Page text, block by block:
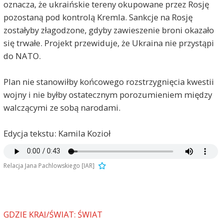
oznacza, że ukraińskie tereny okupowane przez Rosję
pozostaną pod kontrolą Kremla. Sankcje na Rosję
zostałyby złagodzone, gdyby zawieszenie broni okazało
się trwałe. Projekt przewiduje, że Ukraina nie przystąpi
do NATO.
Plan nie stanowiłby końcowego rozstrzygnięcia kwestii
wojny i nie byłby ostatecznym porozumieniem między
walczącymi ze sobą narodami.
Edycja tekstu: Kamila Kozioł
Relacja Jana Pachlowskiego [IAR]
GDZIE KRAJ/ŚWIAT: ŚWIAT